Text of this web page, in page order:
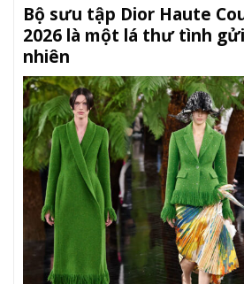
Bộ sưu tập Dior Haute
2026 là một lá thư tình
nhiên